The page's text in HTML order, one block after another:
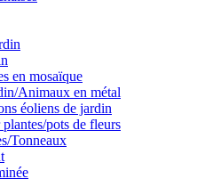
en mosaïque
Animaux en métal
éoliens de jardin
pots de fleurs
Tonneaux